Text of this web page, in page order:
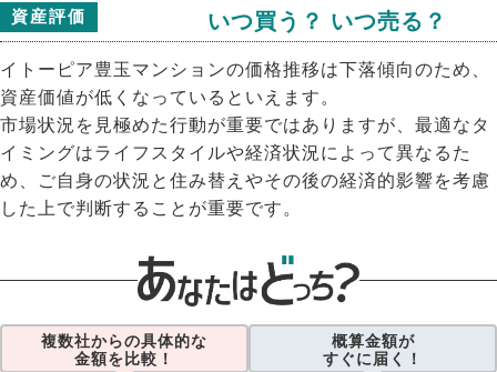
資産評価 いつ買う？ いつ売る？
イトーピア豊玉マンションの価格推移は下落傾向のため、
資産価値が低くなっているといえます。
市場状況を見極めた行動が重要ではありますが、最適なタ
イミングはライフスタイルや経済状況によって異なるた
め、ご自身の状況と住み替えやその後の経済的影響を考慮
した上で判断することが重要です。
複数社からの具体的な
金額を比較！
概算金額が
すぐに届く！